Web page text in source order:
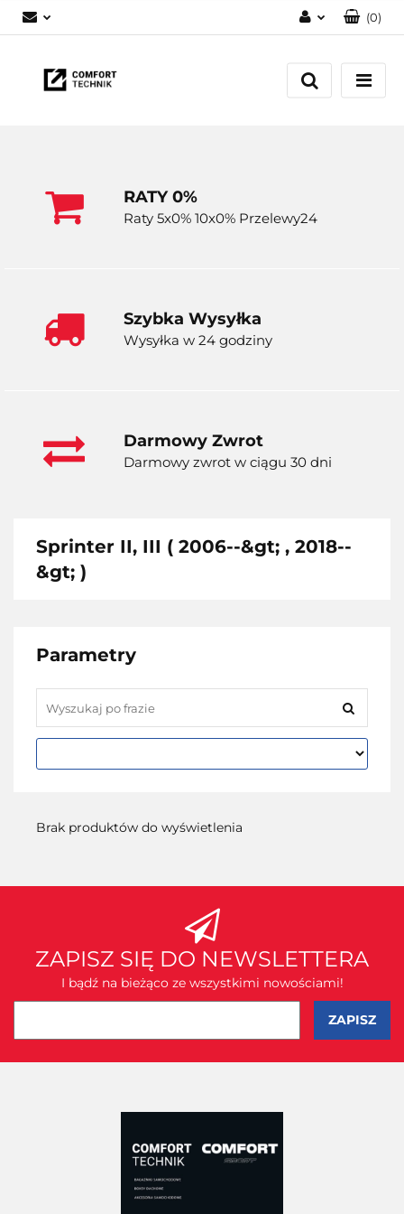
Zaloguj się
Zarejestruj się
(0)
RATY 0%
Raty 5x0% 10x0% Przelewy24
Szybka Wysyłka
Wysyłka w 24 godziny
Darmowy Zwrot
Darmowy zwrot w ciągu 30 dni
Sprinter II, III ( 2006--&gt; , 2018--
&gt; )
Parametry
Brak produktów do wyświetlenia
ZAPISZ SIĘ DO NEWSLETTERA
I bądź na bieżąco ze wszystkimi nowościami!